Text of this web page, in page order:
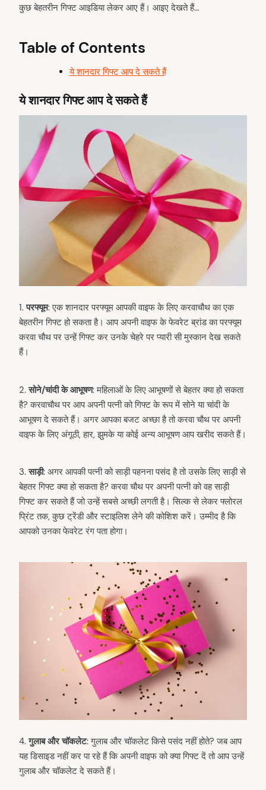
कुछ बेहतरीन गिफ्ट आइडिया लेकर आए हैं। आइए देखते हैं…
Table of Contents
ये शानदार गिफ्ट आप दे सकते हैं
ये शानदार गिफ्ट आप दे सकते हैं
1.⁠ ⁠परफ्यूम: एक शानदार परफ्यूम आपकी वाइफ के लिए करवाचौथ का एक
बेहतरीन गिफ्ट हो सकता है। आप अपनी वाइफ के फेवरेट ब्रांड का परफ्यूम
करवा चौथ पर उन्हें गिफ्ट कर उनके चेहरे पर प्यारी सी मुस्कान देख सकते
हैं।
2.⁠⁠सोने/चांदी के आभूषण: महिलाओं के लिए आभूषणों से बेहतर क्या हो सकता
है? करवाचौथ पर आप अपनी पत्नी को गिफ्ट के रूप में सोने या चांदी के
आभूषण दे सकते हैं। अगर आपका बजट अच्छा है तो करवा चौथ पर अपनी
वाइफ के लिए अंगूठी, हार, झुमके या कोई अन्य आभूषण आप खरीद सकते हैं।
3.⁠⁠साड़ी: अगर आपकी पत्नी को साड़ी पहनना पसंद है तो उसके लिए साड़ी से
बेहतर गिफ्ट क्या हो सकता है? करवा चौथ पर अपनी पत्नी को वह साड़ी
गिफ्ट कर सकते हैं जो उन्हें सबसे अच्छी लगती है। सिल्क से लेकर फ्लोरल
प्रिंट तक, कुछ ट्रेंडी और स्टाइलिश लेने की कोशिश करें। उम्मीद है कि
आपको उनका फेवरेट रंग पता होगा।
4.⁠⁠गुलाब और चॉकलेट: गुलाब और चॉकलेट किसे पसंद नहीं होते? जब आप
यह डिसाइड नहीं कर पा रहे हैं कि अपनी वाइफ को क्या गिफ्ट दें तो आप उन्हें
गुलाब और चॉकलेट दे सकते हैं।